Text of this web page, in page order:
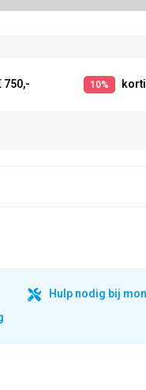
10%
Hulp nodig bij